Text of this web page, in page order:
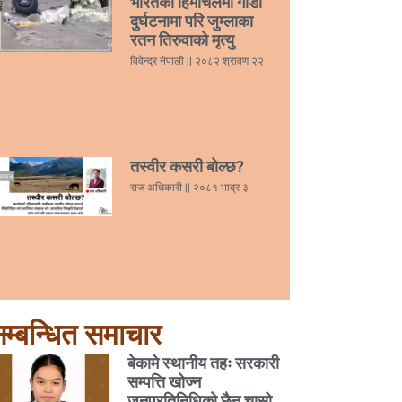
दुर्घटनामा परि जुम्लाका
रतन तिरुवाको मृत्यु
विवेन्द्र नेपाली २०८२ श्रावण २२
तस्वीर कसरी बोल्छ?
राज अधिकारी २०८१ भाद्र ३
समाचार
बेकामे स्थानीय तहः सरकारी
सम्पत्ति खोज्न